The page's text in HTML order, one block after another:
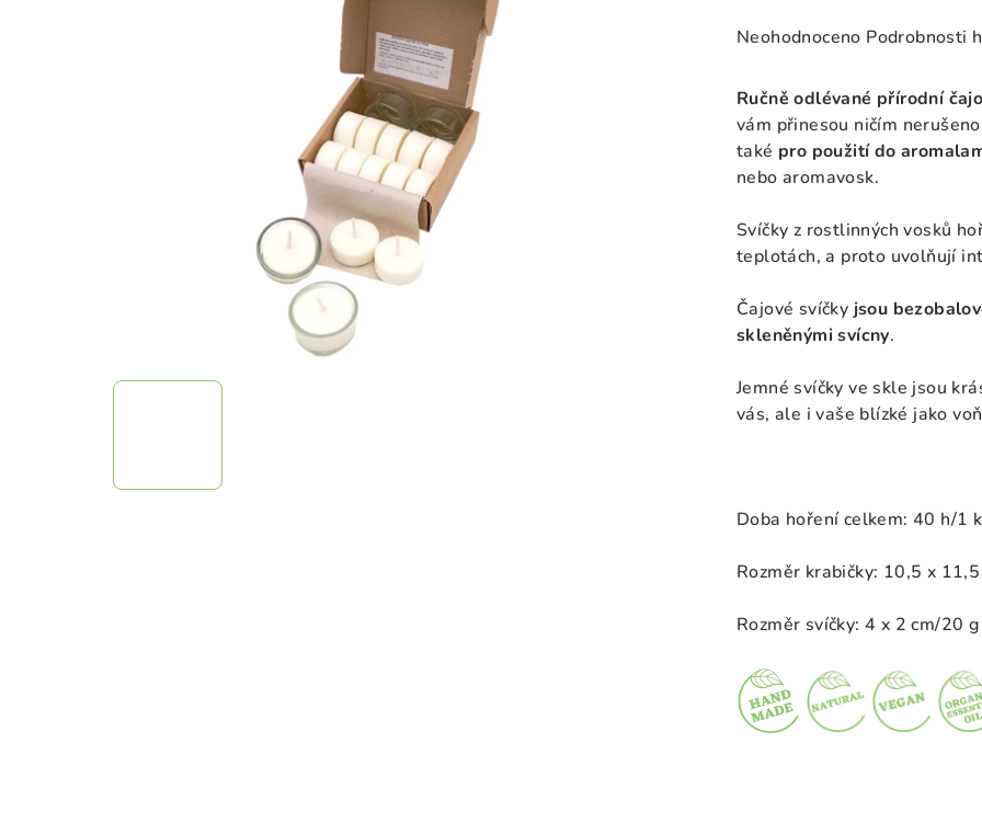
Průměrné
produktu
je
0,0
hvězdiček.
Neohodnoceno Podrobnosti
Ručně odlévané přírodní
vám přinesou ničím
také pro použití do
nebo aromavosk.
Svíčky z rostlinných vosků
teplotách, a proto uvolňují
Čajové svíčky jsou
skleněnými svícny.
Jemné svíčky ve skle jsou
vás, ale i vaše blízké jako
Doba hoření celkem: 40 h/1
Rozměr krabičky: 10,5 x
Rozměr svíčky: 4 x 2 cm/20 g